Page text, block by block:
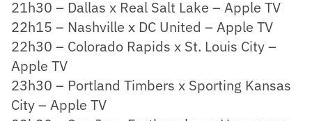
21h30 – Dallas x Real Salt Lake – Apple TV
22h15 – Nashville x DC United – Apple TV
22h30 – Colorado Rapids x St. Louis City –
Apple TV
23h30 – Portland Timbers x Sporting Kansas
City – Apple TV